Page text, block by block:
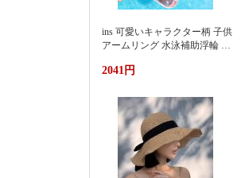
ins 可愛いキャラクター柄 子供
アームリング 水泳補助浮輪 プ
池遮阳蓬浮床充气浮排男女水
2041円